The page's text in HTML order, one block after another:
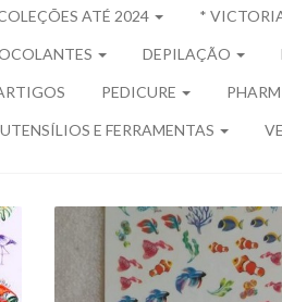
ATÉ 2024 *
DEPILAÇÃO
PEDICURE
E FERRAMENTAS